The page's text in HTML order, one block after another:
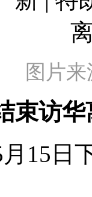
图片
束访
15日